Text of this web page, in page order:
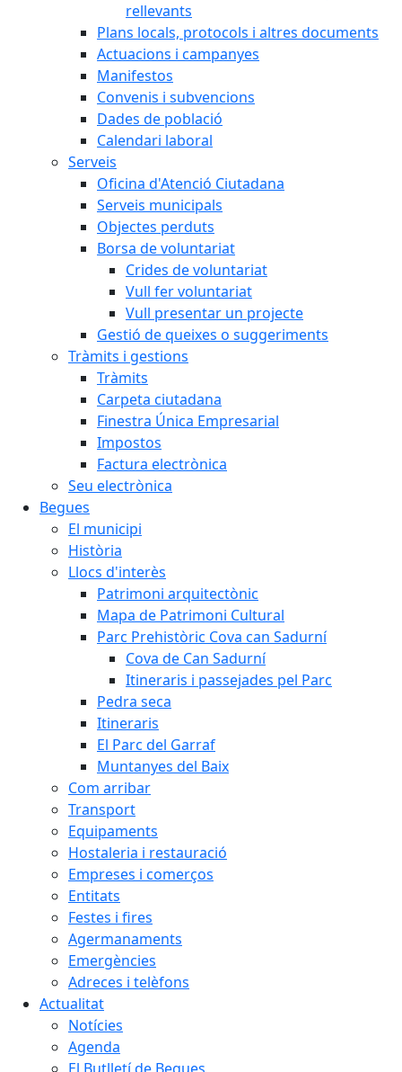
rellevants
Plans locals, protocols i altres documents
Actuacions i campanyes
Manifestos
Convenis i subvencions
Dades de població
Calendari laboral
Serveis
Oficina d'Atenció Ciutadana
Serveis municipals
Objectes perduts
Borsa de voluntariat
Crides de voluntariat
Vull fer voluntariat
Vull presentar un projecte
Gestió de queixes o suggeriments
Tràmits i gestions
Tràmits
Carpeta ciutadana
Finestra Única Empresarial
Impostos
Factura electrònica
Seu electrònica
Begues
El municipi
Història
Llocs d'interès
Patrimoni arquitectònic
Mapa de Patrimoni Cultural
Parc Prehistòric Cova can Sadurní
Cova de Can Sadurní
Itineraris i passejades pel Parc
Pedra seca
Itineraris
El Parc del Garraf
Muntanyes del Baix
Com arribar
Transport
Equipaments
Hostaleria i restauració
Empreses i comerços
Entitats
Festes i fires
Agermanaments
Emergències
Adreces i telèfons
Actualitat
Notícies
Agenda